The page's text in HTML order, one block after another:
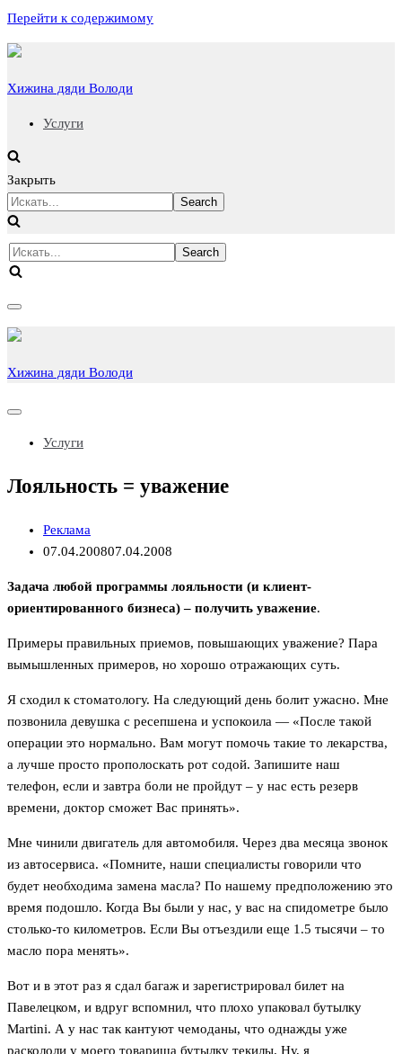
Перейти к содержимому
Хижина дяди Володи
Услуги
Закрыть
Искать...
Искать...
Показать/
Скрыть
навигацию
Хижина дяди Володи
Показать/
навигацию
Услуги
Лояльность = уважение
Реклама
07.04.200807.04.2008
Задача любой программы лояльности (и клиент-
ориентированного бизнеса) – получить уважение.
Примеры правильных приемов, повышающих уважение? Пара
вымышленных примеров, но хорошо отражающих суть.
Я сходил к стоматологу. На следующий день болит ужасно. Мне
позвонила девушка с ресепшена и успокоила — «После такой
операции это нормально. Вам могут помочь такие то лекарства,
а лучше просто прополоскать рот содой. Запишите наш
телефон, если и завтра боли не пройдут – у нас есть резерв
времени, доктор сможет Вас принять».
Мне чинили двигатель для автомобиля. Через два месяца звонок
из автосервиса. «Помните, наши специалисты говорили что
будет необходима замена масла? По нашему предположению это
время подошло. Когда Вы были у нас, у вас на спидометре было
столько-то километров. Если Вы отъездили еще 1.5 тысячи – то
масло пора менять».
Вот и в этот раз я сдал багаж и зарегистрировал билет на
Павелецком, и вдруг вспомнил, что плохо упаковал бутылку
Martini. А у нас так кантуют чемоданы, что однажды уже
раскололи у моего товарища бутылку текилы. Ну, я